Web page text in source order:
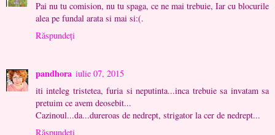
Pai nu tu comision, nu tu spaga, ce ne mai trebuie, Iar cu blocurile
alea pe fundal arata si mai si:(.
Răspundeți
pandhora iulie 07, 2015
iti inteleg tristetea, furia si neputinta...inca trebuie sa invatam sa
pretuim ce avem deosebit...
Cazinoul...da...dureroas de nedrept, strigator la cer de nedrept...
Răspundeți